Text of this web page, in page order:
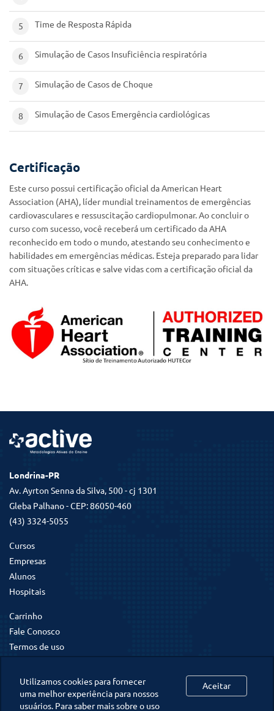
5 Time de Resposta Rápida
6 Simulação de Casos Insuficiência respiratória
7 Simulação de Casos de Choque
8 Simulação de Casos Emergência cardiológicas
Certificação
Este curso possui certificação oficial da American Heart
Association (AHA), líder mundial treinamentos de emergências
cardiovasculares e ressuscitação cardiopulmonar. Ao concluir o
curso com sucesso, você receberá um certificado da AHA
reconhecido em todo o mundo, atestando seu conhecimento e
habilidades em emergências médicas. Esteja preparado para lidar
com situações críticas e salve vidas com a certificação oficial da
AHA.
Londrina-PR
Av. Ayrton Senna da Silva, 500 - cj 1301
Gleba Palhano - CEP: 86050-460
(43) 3324-5055
Cursos
Empresas
Alunos
Hospitais
Carrinho
Fale Conosco
Termos de uso
Política de Privacidade
Utilizamos cookies para fornecer
uma melhor experiência para nossos
usuários. Para saber mais sobre o uso
Aceitar